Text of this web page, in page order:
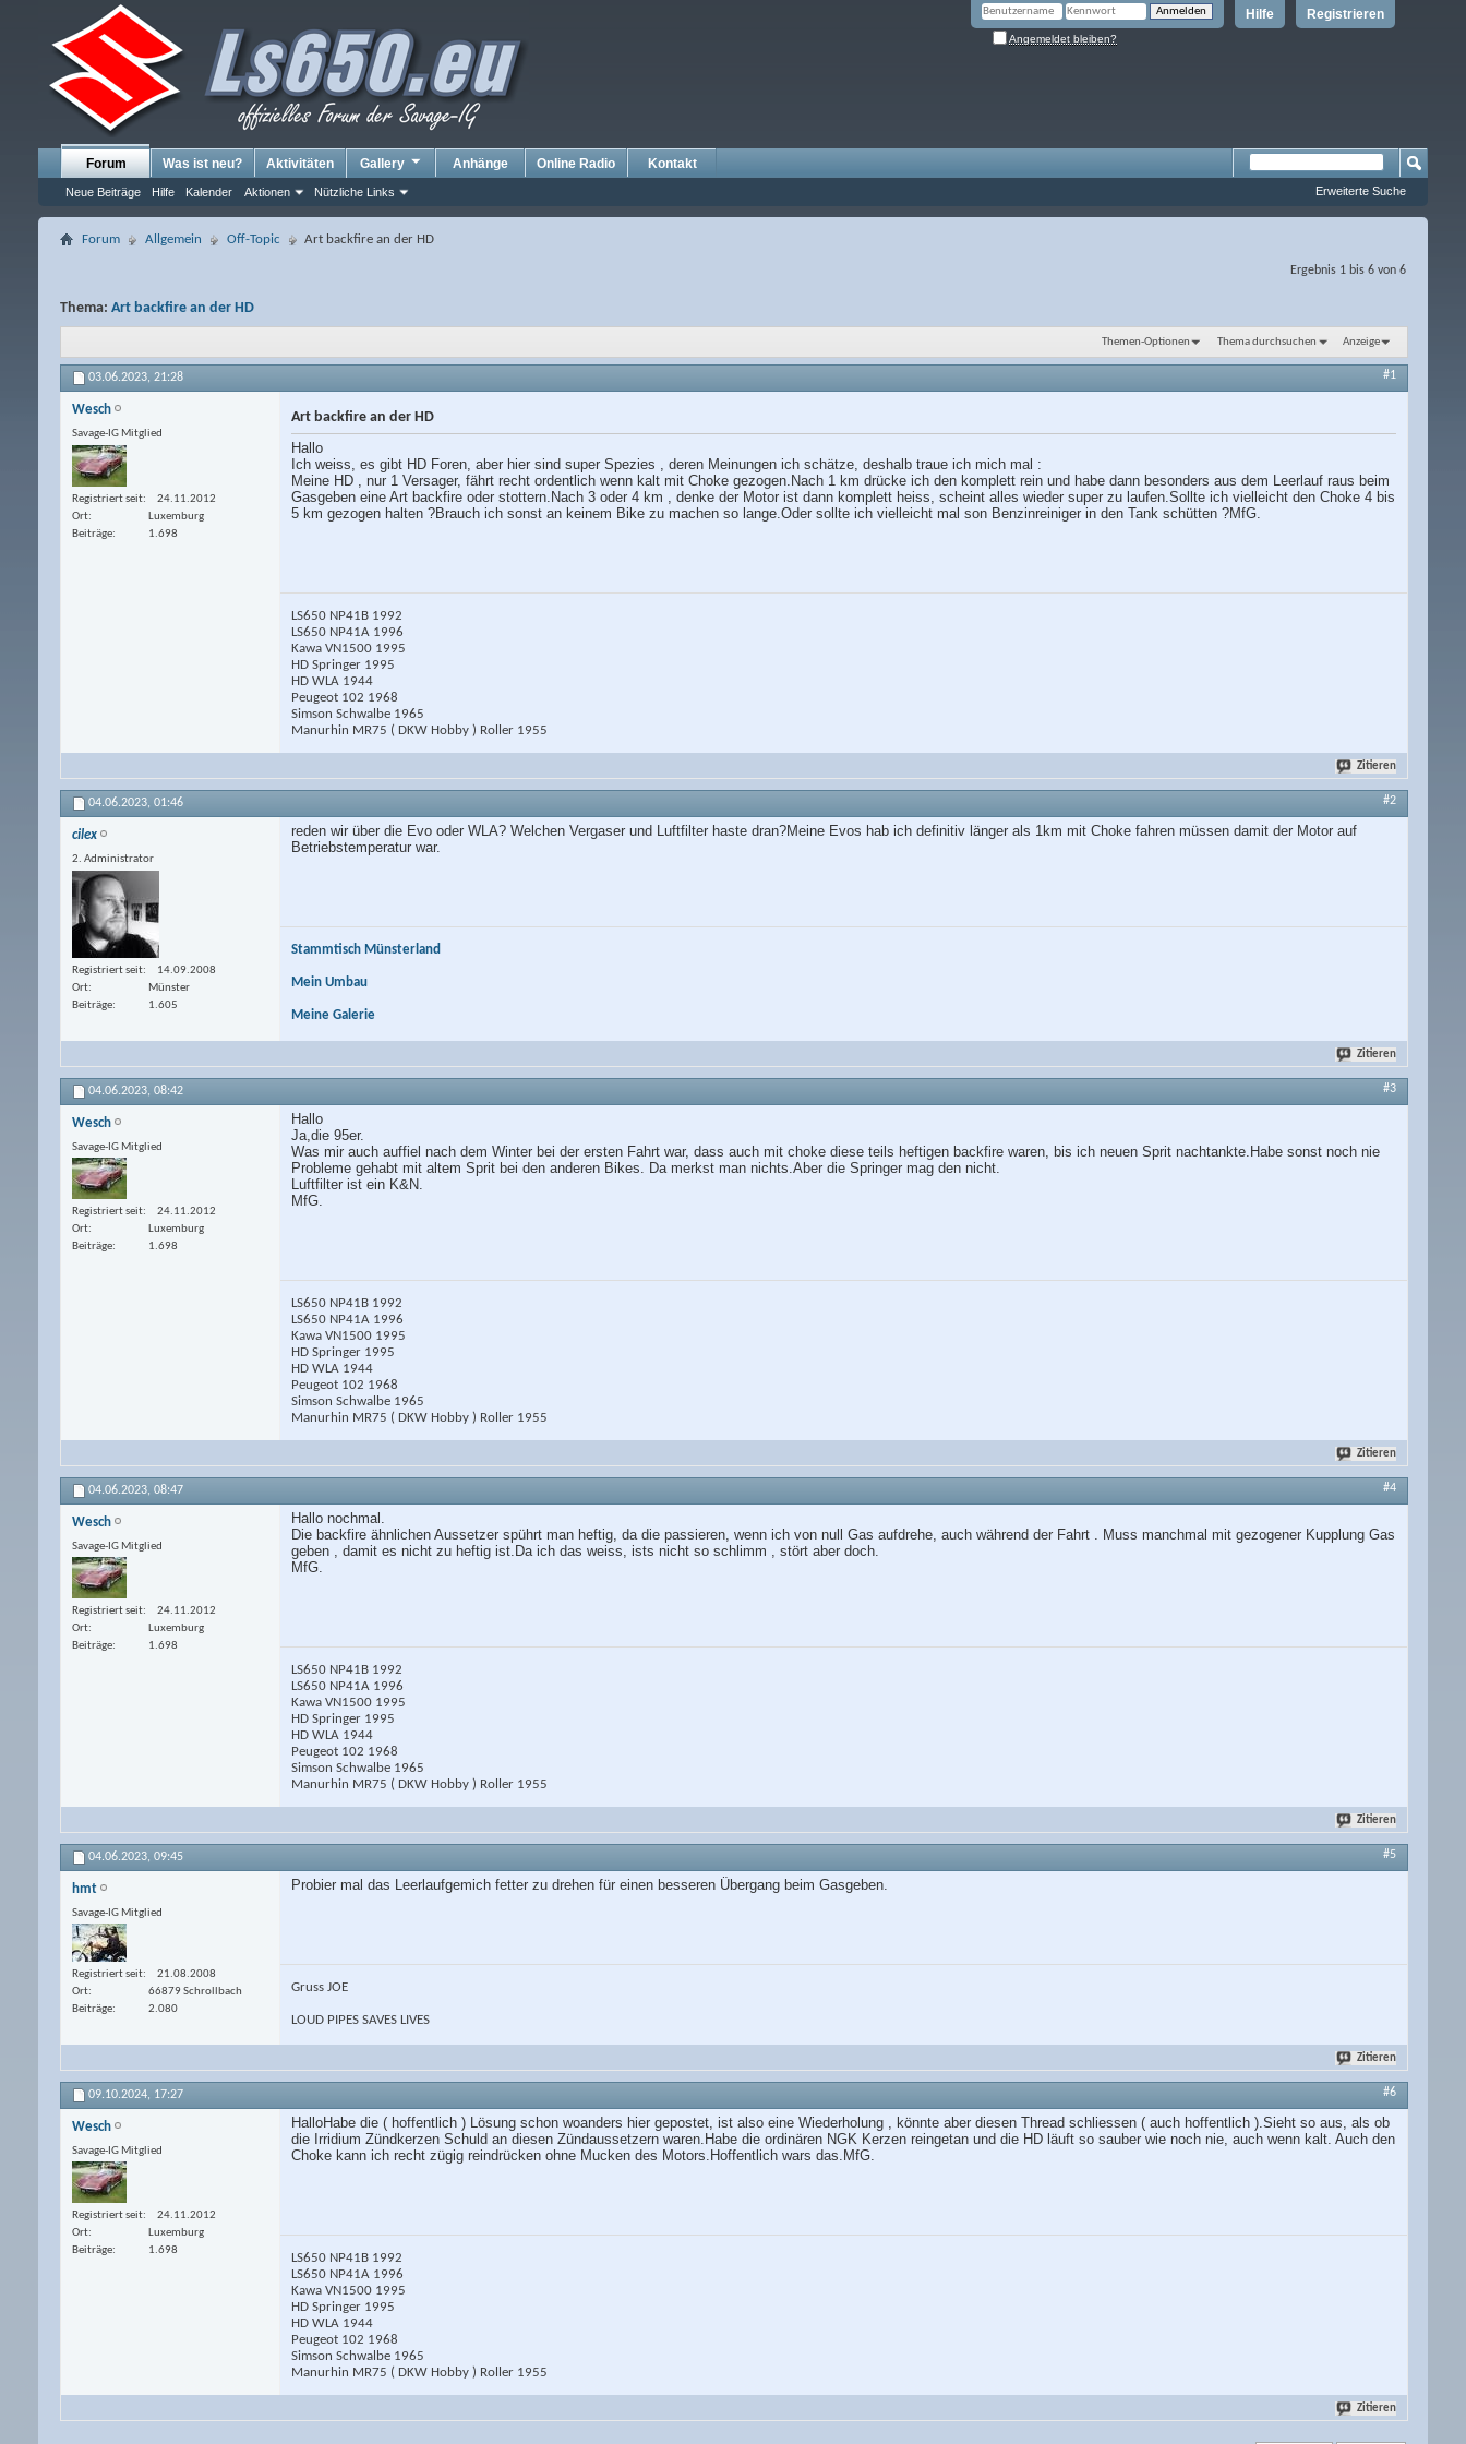
Registrieren
Hilfe
Angemeldet bleiben?
Forum
Neue Beiträge Hilfe Kalender Aktionen Nützliche Links
Was ist neu? Aktivitäten Gallery Anhänge Online Radio Kontakt
Erweiterte Suche
Forum Allgemein Off-Topic Art backfire an der HD
Ergebnis 1 bis 6 von 6
Thema: Art backfire an der HD
Themen-Optionen Thema durchsuchen Anzeige
03.06.2023, 21:28 #1
Wesch
Savage-IG Mitglied
Registriert seit
24.11.2012
Ort
Luxemburg
Beiträge
1.698
Art backfire an der HD
Hallo
Ich weiss, es gibt HD Foren, aber hier sind super Spezies , deren Meinungen ich schätze, deshalb traue ich mich mal :
Meine HD , nur 1 Versager, fährt recht ordentlich wenn kalt mit Choke gezogen.Nach 1 km drücke ich den komplett rein und habe dann besonders aus dem Leerlauf raus beim
Gasgeben eine Art backfire oder stottern.Nach 3 oder 4 km , denke der Motor ist dann komplett heiss, scheint alles wieder super zu laufen.Sollte ich vielleicht den Choke 4 bis
5 km gezogen halten ?Brauch ich sonst an keinem Bike zu machen so lange.Oder sollte ich vielleicht mal son Benzinreiniger in den Tank schütten ?MfG.
LS650 NP41B 1992
LS650 NP41A 1996
Kawa VN1500 1995
HD Springer 1995
HD WLA 1944
Peugeot 102 1968
Simson Schwalbe 1965
Manurhin MR75 ( DKW Hobby ) Roller 1955
Zitieren
04.06.2023, 01:46 #2
cilex
2. Administrator
Registriert seit
14.09.2008
Ort
Münster
Beiträge
1.605
reden wir über die Evo oder WLA? Welchen Vergaser und Luftfilter haste dran?Meine Evos hab ich definitiv länger als 1km mit Choke fahren müssen damit der Motor auf
Betriebstemperatur war.
Stammtisch Münsterland
Mein Umbau
Meine Galerie
Zitieren
04.06.2023, 08:42 #3
Wesch
Savage-IG Mitglied
Registriert seit
24.11.2012
Ort
Luxemburg
Beiträge
1.698
Hallo
Ja,die 95er.
Was mir auch auffiel nach dem Winter bei der ersten Fahrt war, dass auch mit choke diese teils heftigen backfire waren, bis ich neuen Sprit nachtankte.Habe sonst noch nie
Probleme gehabt mit altem Sprit bei den anderen Bikes. Da merkst man nichts.Aber die Springer mag den nicht.
Luftfilter ist ein K&N.
MfG.
LS650 NP41B 1992
LS650 NP41A 1996
Kawa VN1500 1995
HD Springer 1995
HD WLA 1944
Peugeot 102 1968
Simson Schwalbe 1965
Manurhin MR75 ( DKW Hobby ) Roller 1955
Zitieren
04.06.2023, 08:47 #4
Wesch
Savage-IG Mitglied
Registriert seit
24.11.2012
Ort
Luxemburg
Beiträge
1.698
Hallo nochmal.
Die backfire ähnlichen Aussetzer spührt man heftig, da die passieren, wenn ich von null Gas aufdrehe, auch während der Fahrt . Muss manchmal mit gezogener Kupplung Gas
geben , damit es nicht zu heftig ist.Da ich das weiss, ists nicht so schlimm , stört aber doch.
MfG.
LS650 NP41B 1992
LS650 NP41A 1996
Kawa VN1500 1995
HD Springer 1995
HD WLA 1944
Peugeot 102 1968
Simson Schwalbe 1965
Manurhin MR75 ( DKW Hobby ) Roller 1955
Zitieren
04.06.2023, 09:45 #5
hmt
Savage-IG Mitglied
Registriert seit
21.08.2008
Ort
66879 Schrollbach
Beiträge
2.080
Probier mal das Leerlaufgemich fetter zu drehen für einen besseren Übergang beim Gasgeben.
Gruss JOE
LOUD PIPES SAVES LIVES
Zitieren
09.10.2024, 17:27 #6
Wesch
Savage-IG Mitglied
Registriert seit
24.11.2012
Ort
Luxemburg
Beiträge
1.698
HalloHabe die ( hoffentlich ) Lösung schon woanders hier gepostet, ist also eine Wiederholung , könnte aber diesen Thread schliessen ( auch hoffentlich ).Sieht so aus, als ob
die Irridium Zündkerzen Schuld an diesen Zündaussetzern waren.Habe die ordinären NGK Kerzen reingetan und die HD läuft so sauber wie noch nie, auch wenn kalt. Auch den
Choke kann ich recht zügig reindrücken ohne Mucken des Motors.Hoffentlich wars das.MfG.
LS650 NP41B 1992
LS650 NP41A 1996
Kawa VN1500 1995
HD Springer 1995
HD WLA 1944
Peugeot 102 1968
Simson Schwalbe 1965
Manurhin MR75 ( DKW Hobby ) Roller 1955
Zitieren